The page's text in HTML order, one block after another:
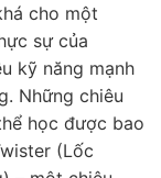
cho một
sự của
kỹ năng mạnh
Những chiêu
học được bao
(Lốc